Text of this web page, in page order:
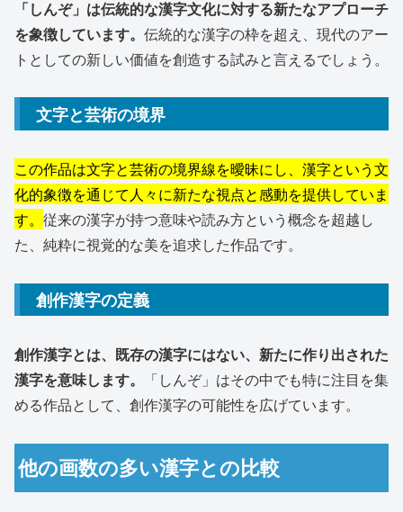
「しんぞ」は伝統的な漢字文化に対する新たなアプローチ
を象徴しています。 伝統的な漢字の枠を超え、現代のアー
トとしての新しい価値を創造する試みと言えるでしょう。
文字と芸術の境界
この作品は文字と芸術の境界線を曖昧にし、漢字という文
化的象徴を通じて人々に新たな視点と感動を提供していま
す。 従来の漢字が持つ意味や読み方という概念を超越し
た、純粋に視覚的な美を追求した作品です。
創作漢字の定義
創作漢字とは、既存の漢字にはない、新たに作り出された
漢字を意味します。
「しんぞ」はその中でも特に注目を集
める作品として、創作漢字の可能性を広げています。
他の画数の多い漢字との比較